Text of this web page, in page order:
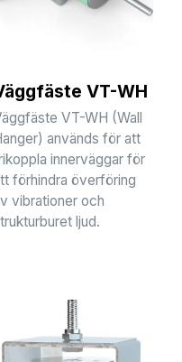
VT-WH
VT-WH (Wall
används för att
innerväggar för
förhindra överföring
vibrationer och
ljud.